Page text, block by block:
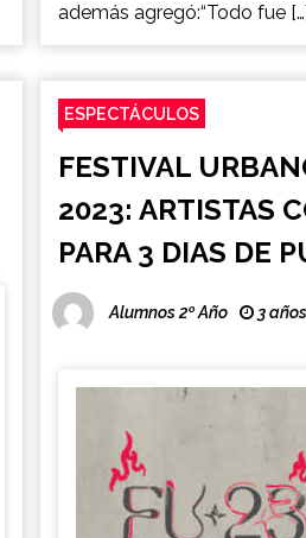
además agregó:“Todo fue […]
ESPECTÁCULOS
FESTIVAL
2023: ARTISTAS
PARA 3 DIAS DE
Alumnos 2º Año 3